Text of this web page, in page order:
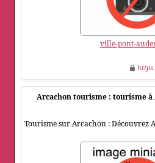
ville-pont-
https
Arcachon tourisme : tourisme à
Tourisme sur Arcachon : Découvrez